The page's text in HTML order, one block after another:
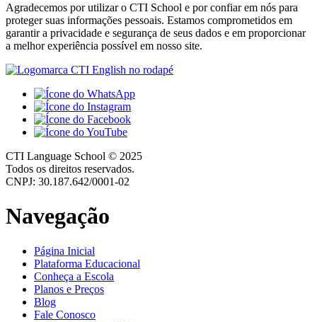
Agradecemos por utilizar o CTI School e por confiar em nós para
proteger suas informações pessoais. Estamos comprometidos em
garantir a privacidade e segurança de seus dados e em proporcionar
a melhor experiência possível em nosso site.
CTI Language School © 2025
Todos os direitos reservados.
CNPJ: 30.187.642/0001-02
Navegação
Página Inicial
Plataforma Educacional
Conheça a Escola
Planos e Preços
Blog
Fale Conosco